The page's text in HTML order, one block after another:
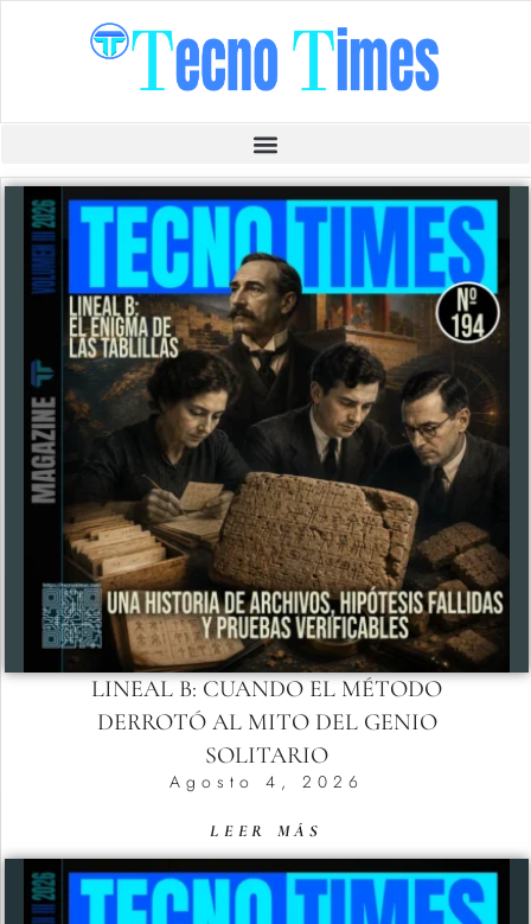
LINEAL B: CUANDO EL MÉTODO
DERROTÓ AL MITO DEL GENIO
SOLITARIO
Agosto 4, 2026
LEER MÁS